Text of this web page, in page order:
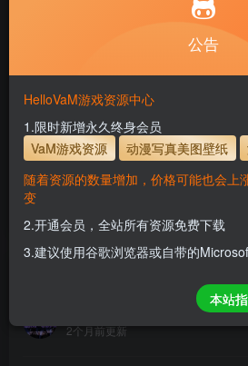
立即购买
主流网盘——高速下载
支付页面打不开或支付后不
使用方法
解压后，放进文件夹
2个月前更新
公告
HelloVaM游戏资源中心
1.限时新增永久终身会员
VaM游戏资源
动漫写真美图壁纸
随着资源的数量增加，价格可能也会上
变
2.开通会员，全站所有资源免费下载
3.建议使用谷歌浏览器或自带的
本站